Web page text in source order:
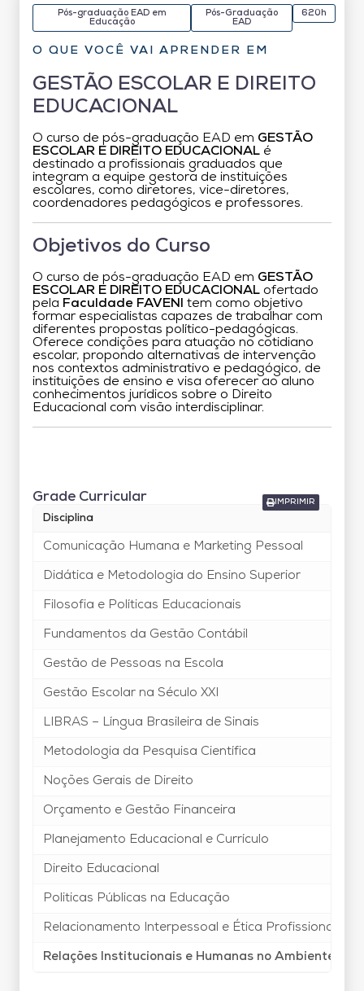
Pós-graduação EAD em
Educação
Pós-Graduação
EAD
620h
O QUE VOCÊ VAI APRENDER EM
GESTÃO ESCOLAR E DIREITO
EDUCACIONAL
O curso de pós-graduação EAD em GESTÃO
ESCOLAR E DIREITO EDUCACIONAL é
destinado a profissionais graduados que
integram a equipe gestora de instituições
escolares, como diretores, vice-diretores,
coordenadores pedagógicos e professores.
Objetivos do Curso
O curso de pós-graduação EAD em GESTÃO
ESCOLAR E DIREITO EDUCACIONAL ofertado
pela Faculdade FAVENI
tem como objetivo
formar especialistas capazes de trabalhar com
diferentes propostas político-pedagógicas.
Oferece condições para atuação no cotidiano
escolar, propondo alternativas de intervenção
nos contextos administrativo e pedagógico, de
instituições de ensino e visa oferecer ao aluno
conhecimentos jurídicos sobre o Direito
Educacional com visão interdisciplinar.
IMPRIMIR
Grade Curricular
Disciplina
Comunicação Humana e Marketing Pessoal
Didática e Metodologia do Ensino Superior
Filosofia e Políticas Educacionais
Fundamentos da Gestão Contábil
Gestão de Pessoas na Escola
Gestão Escolar na Século XXI
LIBRAS – Língua Brasileira de Sinais
Metodologia da Pesquisa Científica
Noções Gerais de Direito
Orçamento e Gestão Financeira
Planejamento Educacional e Currículo
Direito Educacional
Politicas Públicas na Educação
Relacionamento Interpessoal e Ética Profissional
Relações Institucionais e Humanas no Ambiente